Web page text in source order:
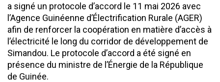
a signé un protocole d’accord le 11 mai 2026 avec
l’Agence Guinéenne d’Électrification Rurale (AGER)
afin de renforcer la coopération en matière d’accès à
l’électricité le long du corridor de développement de
Simandou. Le protocole d’accord a été signé en
présence du ministre de l’Énergie de la République
de Guinée.